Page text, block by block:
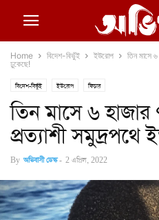
Home বিদেশ-বিভুঁই ইউরোপ
তিন মাসে
ঢুকেছে!
বিদেশ-বিভুঁই ইউরোপ ফিচার
তিন মাসে ৬
প্রত্যাশী সমুদ্রপথে
By অভিবাসী ডেস্ক - 2 এপ্রিল, 2022